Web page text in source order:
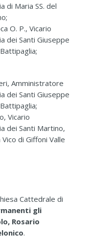
di Maria SS. del
O. P., Vicario
dei Santi Giuseppe
Amministratore
dei Santi Giuseppe
Vicario
dei Santi Martino,
di Giffoni Valle
Cattedrale di
gli
Rosario
.